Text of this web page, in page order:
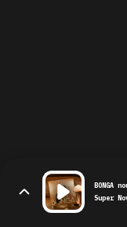
BONGA
Super